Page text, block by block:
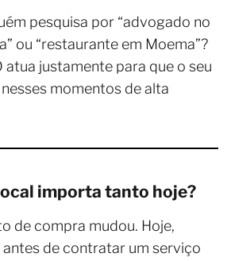
pesquisa por “advogado no
ou “restaurante em Moema”?
atua justamente para que o seu
momentos de alta
importa tanto hoje?
de compra mudou. Hoje,
antes de contratar um serviço